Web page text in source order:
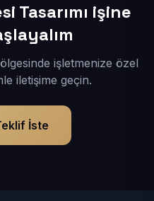
Tasarımı işine
işletmenize özel
iletişime geçin.
İste